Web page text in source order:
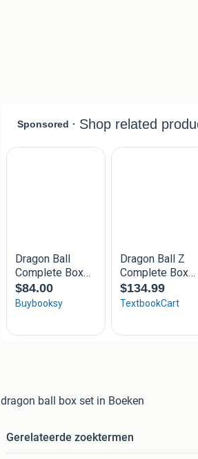
dragon ball box set in Boeken
Gerelateerde zoektermen